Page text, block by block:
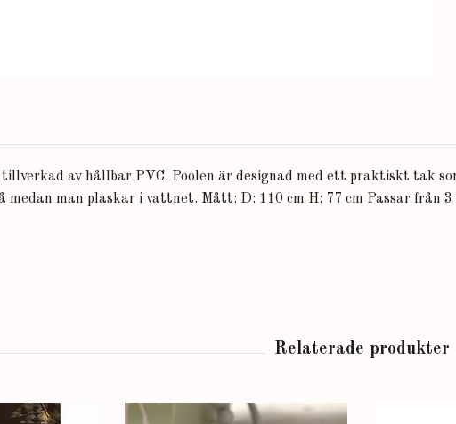
tillverkad av hållbar PVC. Poolen är designad med ett praktiskt tak
medan man plaskar i vattnet. Mått: D: 110 cm H: 77 cm Passar från